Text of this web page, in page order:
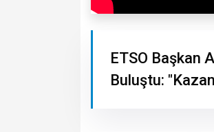
ETSO Başkan
Buluştu: